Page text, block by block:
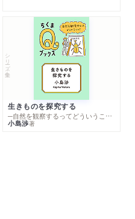
シリーズ・全集
生きものを探究する
─自然を観察するってどういうこと？
小島渉著